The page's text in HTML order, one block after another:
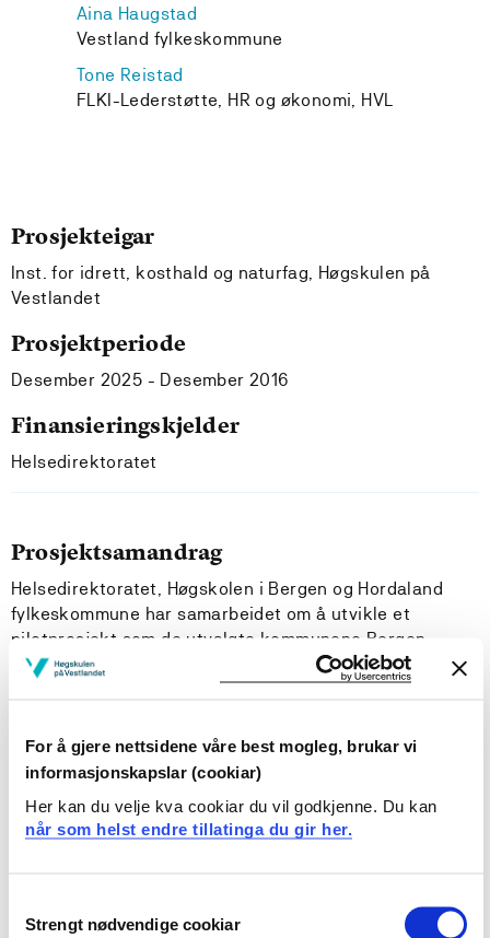
For å gjere nettsidene våre best mogleg, brukar vi
informasjonskapslar (cookiar)
Her kan du velje kva cookiar du vil godkjenne. Du kan
når som helst endre tillatinga du gir her.
Selection
Strengt nødvendige cookiar
Aina Haugstad
Vestland fylkeskommune
Tone Reistad
FLKI-Lederstøtte, HR og økonomi, HVL
Prosjekteigar
Inst. for idrett, kosthald og naturfag, Høgskulen på
Vestlandet
Prosjektperiode
Desember 2025 - Desember 2016
Finansieringskjelder
Helsedirektoratet
Prosjektsamandrag
Helsedirektoratet, Høgskolen i Bergen og Hordaland
fylkeskommune har samarbeidet om å utvikle et
pilotprosjekt som de utvalgte kommunene Bergen,
Osterøy og Sund deltar i.
mot kommunal skolefritidsordning (SFO). Gjennomføring
av prosjektet har gått som en kursrekke over fire
samlingene. Høgskolen i Bergen er ansvarlig for
gjennomføring og for det faglige programmet.
helsesektoren, men innen en rekke andre arenaer. Ny